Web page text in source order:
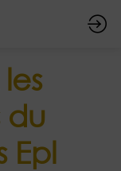
du
Epl